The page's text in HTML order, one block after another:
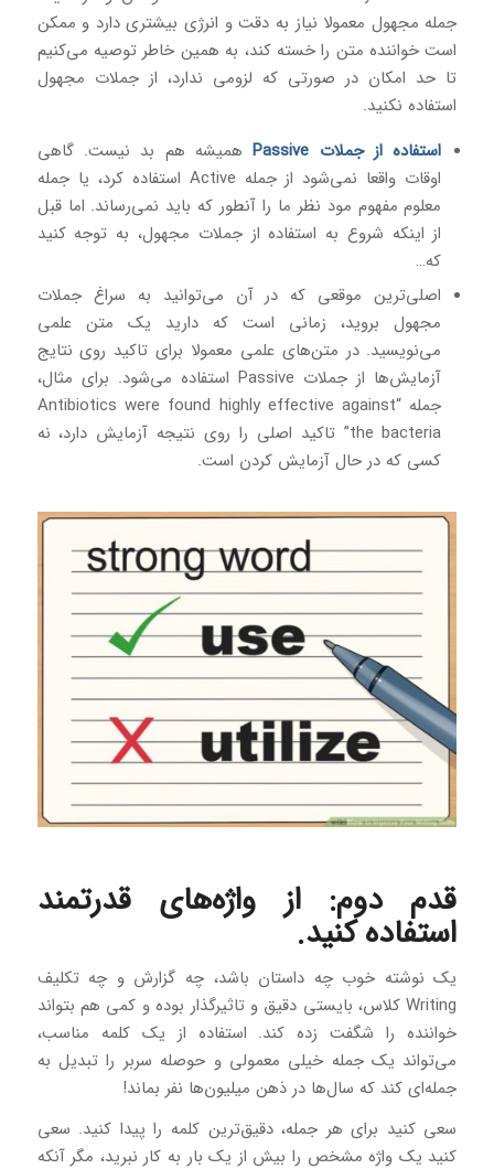
جمله مجهول معمولا نیاز به دقت و انرژی بیشتری دارد و ممکن
است خواننده متن را خسته کند، به همین خاطر توصیه می‌کنیم
تا حد امکان در صورتی که لزومی ندارد، از جملات مجهول
استفاده نکنید.
استفاده از جملات Passive
همیشه هم بد نیست. گاهی
اوقات واقعا نمی‌شود از جمله Active استفاده کرد، یا جمله
معلوم مفهوم مود نظر ما را آنطور که باید نمی‌رساند. اما قبل
از اینکه شروع به استفاده از جملات مجهول، به توجه کنید
که…
اصلی‌ترین موقعی که در آن می‌توانید به سراغ جملات
مجهول بروید، زمانی است که دارید یک متن علمی
می‌نویسید. در متن‌های علمی معمولا برای تاکید روی نتایج‌
آزمایش‌ها از جملات Passive استفاده می‌شود. برای مثال،
جمله “Antibiotics were found highly effective against
the bacteria” تاکید اصلی را روی نتیجه آزمایش دارد، نه
کسی که در حال آزمایش کردن است.
قدم دوم: از واژه‌های قدرتمند
استفاده کنید.
یک نوشته خوب چه داستان باشد، چه گزارش و چه تکلیف
Writing کلاس، بایستی دقیق و تاثیرگذار بوده و کمی هم بتواند
خواننده را شگفت زده کند. استفاده از یک کلمه مناسب،
می‌تواند یک جمله خیلی معمولی و حوصله سربر را تبدیل به
جمله‌ای کند که سال‌ها در ذهن میلیون‌ها نفر بماند!
سعی کنید برای هر جمله، دقیق‌ترین کلمه را پیدا کنید. سعی
کنید یک واژه مشخص را بیش از یک بار به کار نبرید، مگر آنکه